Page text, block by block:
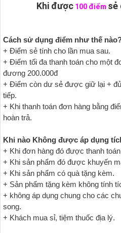
Khi được 100 điểm sẻ
Cách sử dụng điểm như thế
+ Điểm sẻ tính cho lần mua sau.
+ Điểm tối đa thanh toán cho một
đương 200.000đ
+ Điểm còn dư sẻ được giữ lại +
tiếp.
+ Khi thanh toán đơn hàng bằng
hoàn trả.
Khi nào Không được áp dụng
+ Khi đơn hàng đó được thanh
+ Khi sản phẩm đó được khuyến
+ Khi sản phẩm có quà tặng kèm.
+ Sản phẩm tặng kèm không tính
+ không áp dụng chung cho các
song.
+ Khách mua sỉ, tiệm thuốc địa lý.